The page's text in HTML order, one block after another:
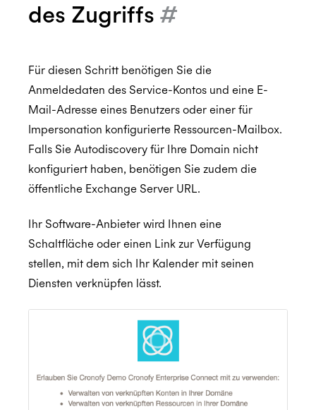
CCPA
des Zugriffs #
Für diesen Schritt benötigen Sie die
Anmeldedaten des Service-Kontos und eine E-
Mail-Adresse eines Benutzers oder einer für
Impersonation konfigurierte Ressourcen-Mailbox.
Falls Sie Autodiscovery für Ihre Domain nicht
konfiguriert haben, benötigen Sie zudem die
öffentliche Exchange Server URL.
Ihr Software-Anbieter wird Ihnen eine
Schaltfläche oder einen Link zur Verfügung
stellen, mit dem sich Ihr Kalender mit seinen
Diensten verknüpfen lässt.